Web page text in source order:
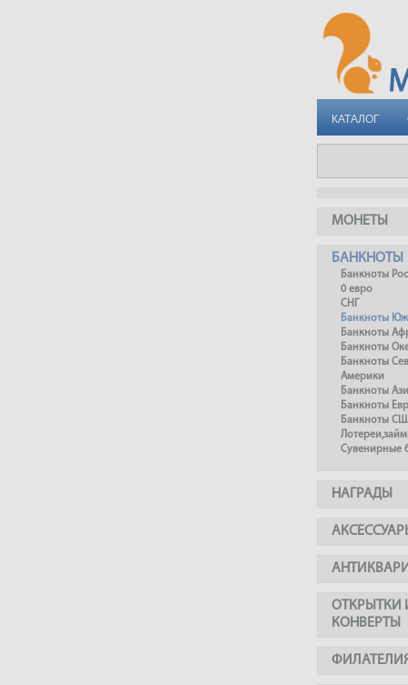
КАТАЛОГ
МОНЕТЫ
БАНКНОТЫ
Банкноты
0 евро
СНГ
Банкноты
Банкноты
Банкноты
Банкноты
Америки
Банкноты
Банкноты
Банкноты
Сувенирные
НАГРАДЫ
ОТКРЫТКИ
КОНВЕРТЫ